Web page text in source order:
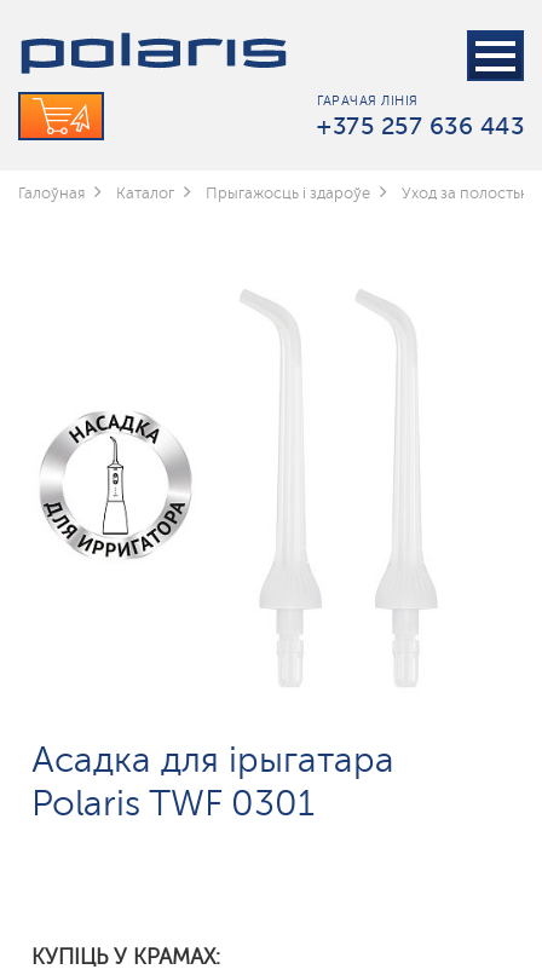
ГАРАЧАЯ ЛІНІЯ
+375 257 636 443
Галоўная Каталог Прыгажосць і здароўе Уход за полостью
Асадка для ірыгатара
Polaris TWF 0301
КУПІЦЬ У КРАМАХ: